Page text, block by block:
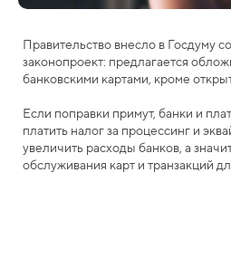
Правительство внесло в Госдуму
законопроект: предлагается
банковскими картами, кроме
Если поправки примут, банки и
платить налог за процессинг и
увеличить расходы банков, а
обслуживания карт и транзакций